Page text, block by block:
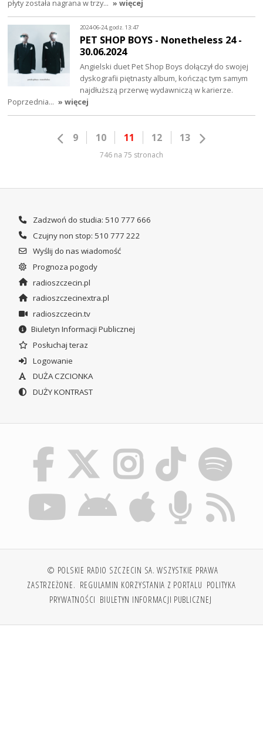
płyty została nagrana w trzy… » więcej
2024-06-24, godz. 13:47
PET SHOP BOYS - Nonetheless 24 -
30.06.2024
Angielski duet Pet Shop Boys dołączył do swojej
dyskografii piętnasty album, kończąc tym samym
najdłuższą przerwę wydawniczą w karierze.
Poprzednia… » więcej
9 10 11 12 13
746 na 75 stronach
Zadzwoń do studia: 510 777 666
Czujny non stop: 510 777 222
Wyślij do nas wiadomość
Prognoza pogody
radioszczecin.pl
radioszczecinextra.pl
radioszczecin.tv
Biuletyn Informacji Publicznej
Posłuchaj teraz
Logowanie
DUŻA CZCIONKA
DUŻY KONTRAST
© POLSKIE RADIO SZCZECIN SA. WSZYSTKIE PRAWA
ZASTRZEŻONE. REGULAMIN KORZYSTANIA Z PORTALU POLITYKA
PRYWATNOŚCI BIULETYN INFORMACJI PUBLICZNEJ